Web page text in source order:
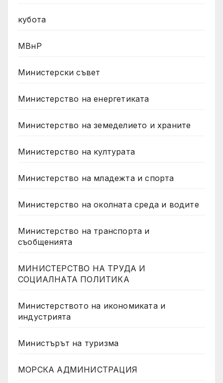
кубота
МВнР
Министерски съвет
Министерство на енергетиката
Министерство на земеделието и храните
Министерство на културата
Министерство на младежта и спорта
Министерство на околната среда и водите
Министерство на транспорта и
съобщенията
МИНИСТЕРСТВО НА ТРУДА И
СОЦИАЛНАТА ПОЛИТИКА
Министерството на икономиката и
индустрията
Министърът на туризма
МОРСКА АДМИНИСТРАЦИЯ